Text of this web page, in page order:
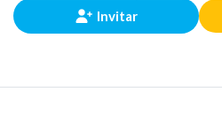
Invitar